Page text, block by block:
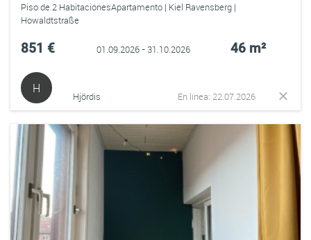
Piso de 2 HabitaciónesApartamento | Kiel Ravensberg |
Howaldtstraße
851 € 01.09.2026 - 31.10.2026 46 m²
H
Hjördis En línea: 22.07.2026